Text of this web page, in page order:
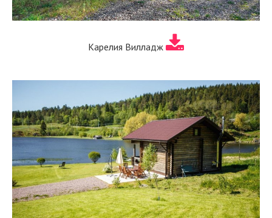
Карелия Вилладж